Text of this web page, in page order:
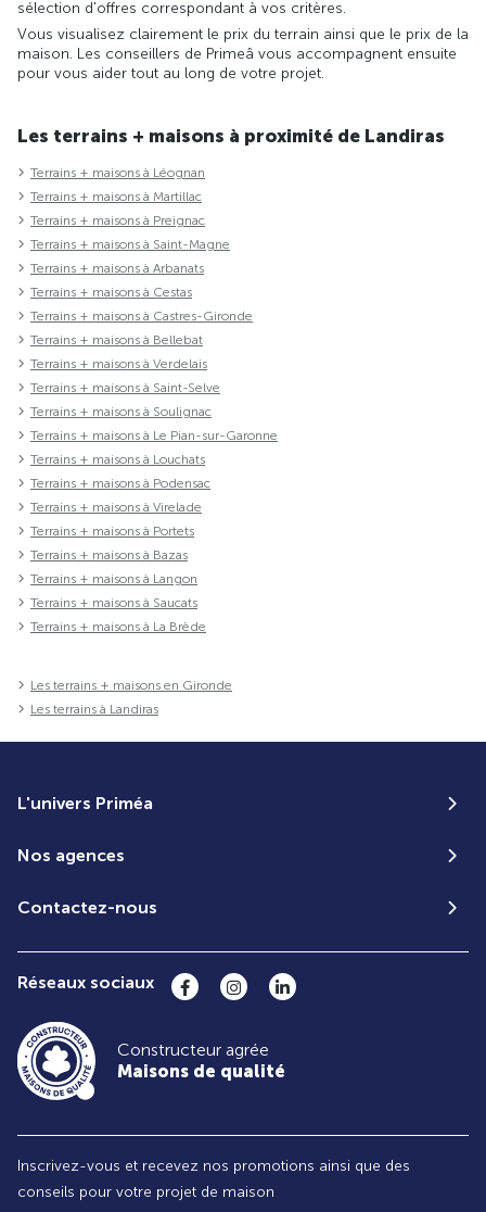
sélection d'offres correspondant à vos critères.
Vous visualisez clairement le prix du terrain ainsi que le prix de la
maison. Les conseillers de Primeâ vous accompagnent ensuite
pour vous aider tout au long de votre projet.
Les terrains + maisons à proximité de Landiras
Terrains + maisons à Léognan
Terrains + maisons à Martillac
Terrains + maisons à Preignac
Terrains + maisons à Saint-Magne
Terrains + maisons à Arbanats
Terrains + maisons à Cestas
Terrains + maisons à Castres-Gironde
Terrains + maisons à Bellebat
Terrains + maisons à Verdelais
Terrains + maisons à Saint-Selve
Terrains + maisons à Soulignac
Terrains + maisons à Le Pian-sur-Garonne
Terrains + maisons à Louchats
Terrains + maisons à Podensac
Terrains + maisons à Virelade
Terrains + maisons à Portets
Terrains + maisons à Bazas
Terrains + maisons à Langon
Terrains + maisons à Saucats
Terrains + maisons à La Brède
Les terrains + maisons en Gironde
Les terrains à Landiras
L'univers Priméa
Nos agences
Contactez-nous
Réseaux sociaux
Constructeur agrée
Maisons de qualité
Inscrivez-vous et recevez nos promotions ainsi que des
conseils pour votre projet de maison